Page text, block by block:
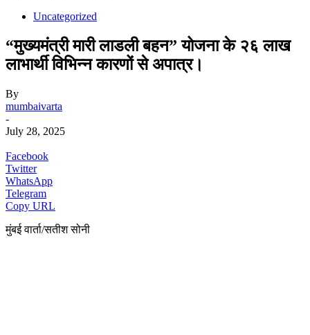
Uncategorized
“मुख्यमंत्री मारी लाडली बहन” योजना के २६ लाख
लाभार्थी विभिन्न कारणों से अपात्र।
By
mumbaivarta
-
July 28, 2025
Facebook
Twitter
WhatsApp
Telegram
Copy URL
मुंबई वार्ता/सतीश सोनी